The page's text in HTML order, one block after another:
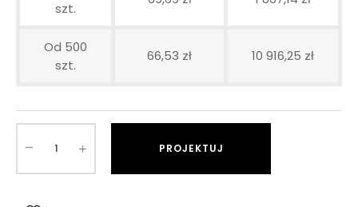
szt.
Od 500
szt.
66,53 zł 10 916,25 zł
PROJEKTUJ